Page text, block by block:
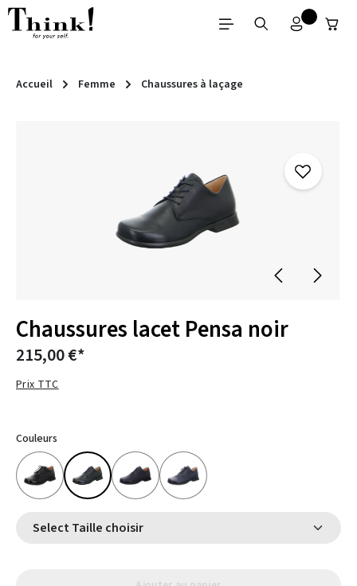
Passer au contenu principal
Accueil Femme Chaussures à laçage
Chaussures lacet Pensa noir
215,00 €*
Prix TTC
Couleurs
Select Taille choisir